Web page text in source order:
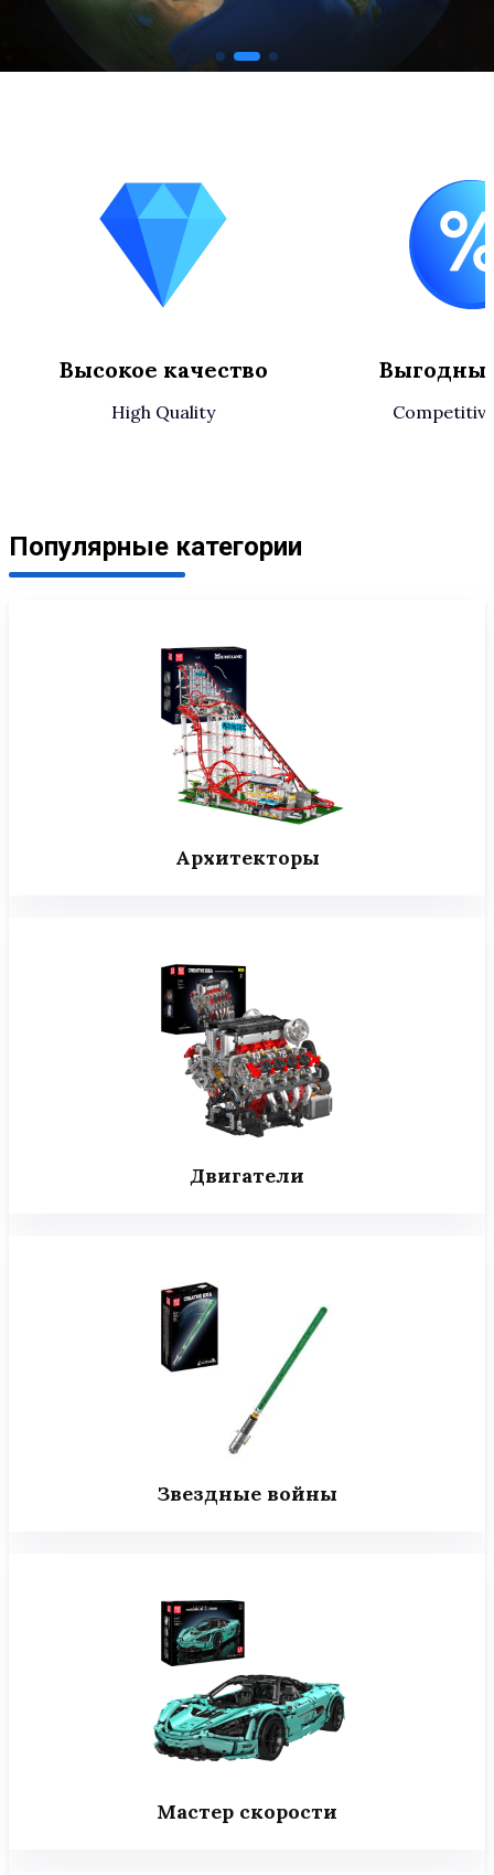
Высокое качество
High Quality
Популярные категории
Архитекторы
Двигатели
Звездные войны
Мастер скорости